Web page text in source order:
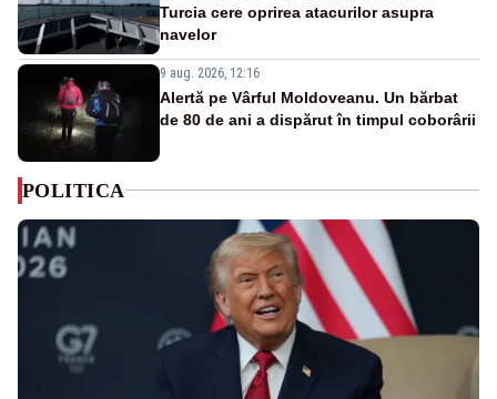
Turcia cere oprirea atacurilor asupra
navelor
9 aug. 2026, 12:16
Alertă pe Vârful Moldoveanu. Un bărbat
de 80 de ani a dispărut în timpul coborârii
POLITICA